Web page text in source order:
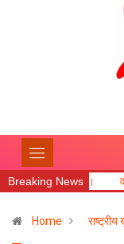
Breaking News
वरिष्ठ राज्य
Home